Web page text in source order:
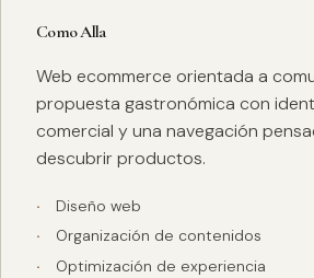
Como Alla
Web ecommerce orientada a
propuesta gastronómica con
comercial y una navegación
descubrir productos.
Diseño web
Organización de contenidos
Optimización de experiencia